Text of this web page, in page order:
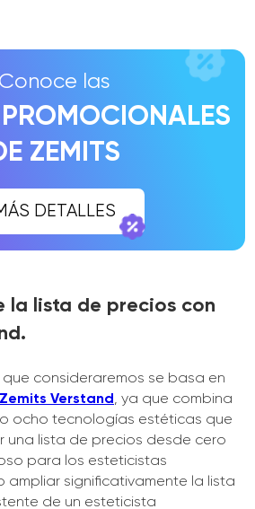
la lista de precios con
consideraremos se basa en
Zemits Verstand , ya que combina
ocho tecnologías estéticas que
una lista de precios desde cero
para los esteticistas
ampliar significativamente la lista
de un esteticista